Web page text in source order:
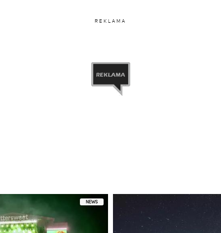
REKLAMA
NEWS